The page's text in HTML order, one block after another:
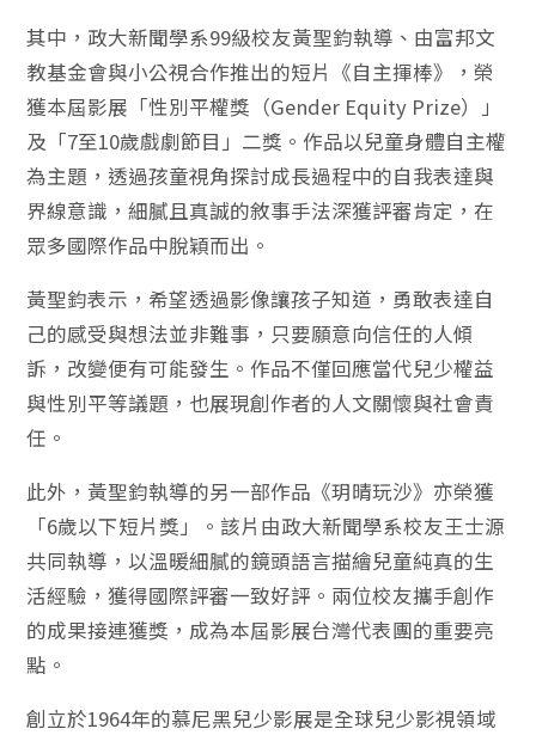
其中，政大新聞學系99級校友黃聖鈞執導、由富邦文
教基金會與小公視合作推出的短片《自主揮棒》，榮
獲本屆影展「性別平權獎（Gender Equity Prize）」
及「7至10歲戲劇節目」二獎。作品以兒童身體自主權
為主題，透過孩童視角探討成長過程中的自我表達與
界線意識，細膩且真誠的敘事手法深獲評審肯定，在
眾多國際作品中脫穎而出。
黃聖鈞表示，希望透過影像讓孩子知道，勇敢表達自
己的感受與想法並非難事，只要願意向信任的人傾
訴，改變便有可能發生。作品不僅回應當代兒少權益
與性別平等議題，也展現創作者的人文關懷與社會責
任。
此外，黃聖鈞執導的另一部作品《玥晴玩沙》亦榮獲
「6歲以下短片獎」。該片由政大新聞學系校友王士源
共同執導，以溫暖細膩的鏡頭語言描繪兒童純真的生
活經驗，獲得國際評審一致好評。兩位校友攜手創作
的成果接連獲獎，成為本屆影展台灣代表團的重要亮
點。
創立於1964年的慕尼黑兒少影展是全球兒少影視領域